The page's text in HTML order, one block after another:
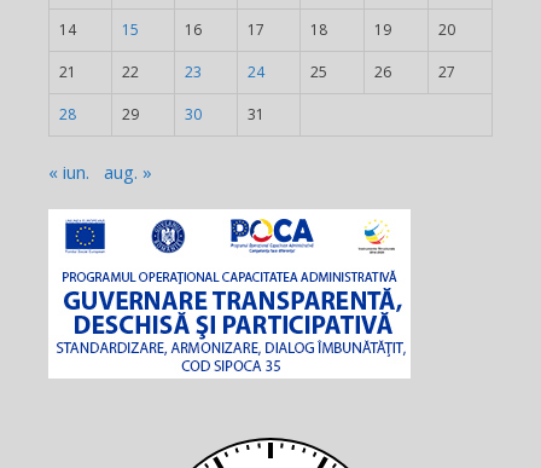
14 15 16 17 18 19 20
21 22 23 24 25 26 27
28 29 30 31
« iun. aug. »